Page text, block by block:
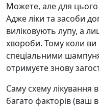
Можете, але для цього
Адже ліки та засоби
виліковують лупу, а
хвороби. Тому коли ви
спеціальними
отримуєте знову
Саму схему лікування
багато факторів (ваш